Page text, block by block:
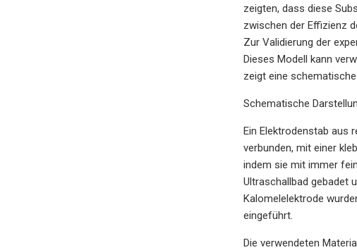
zeigten, dass diese
zwischen der Effizienz
Zur Validierung der
Dieses Modell kann
zeigt eine
Schematische
Ein Elektrodenstab aus
verbunden, mit einer
indem sie mit immer
Ultraschallbad gebadet
Kalomelelektrode
eingeführt.
Die verwendeten